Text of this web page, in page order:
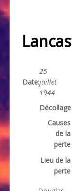
Date:
25
juillet
1944
Décollage
Causes
de la
perte
Lieu de la
perte